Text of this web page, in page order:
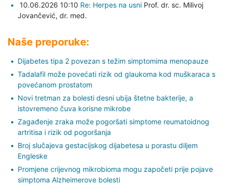
10.06.2026 10:10 Re: Herpes na usni Prof. dr. sc. Milivoj
Jovančević, dr. med.
Naše preporuke:
Dijabetes tipa 2 povezan s težim simptomima menopauze
Tadalafil može povećati rizik od glaukoma kod muškaraca s
povećanom prostatom
Novi tretman za bolesti desni ubija štetne bakterije, a
istovremeno čuva korisne mikrobe
Zagađenje zraka može pogoršati simptome reumatoidnog
artritisa i rizik od pogoršanja
Broj slučajeva gestacijskog dijabetesa u porastu diljem
Engleske
Promjene crijevnog mikrobioma mogu započeti prije pojave
simptoma Alzheimerove bolesti